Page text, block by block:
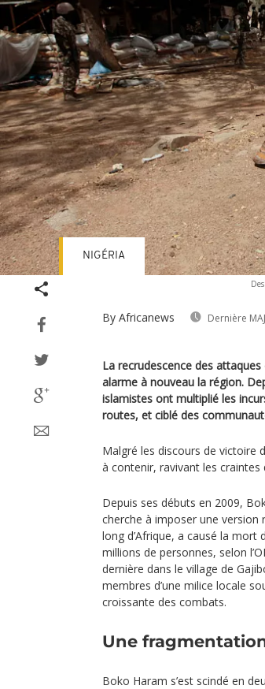
By Africanews Dernière
NIGÉRIA
La recrudescence des
alarme à nouveau la région.
islamistes ont multiplié les
routes, et ciblé des
Malgré les discours de victoire
à contenir, ravivant les craintes
Depuis ses débuts en 2009,
cherche à imposer une version
long d’Afrique, a causé la mort
millions de personnes, selon
dernière dans le village de
membres d’une milice locale
croissante des combats.
Une
Boko Haram s’est scindé en